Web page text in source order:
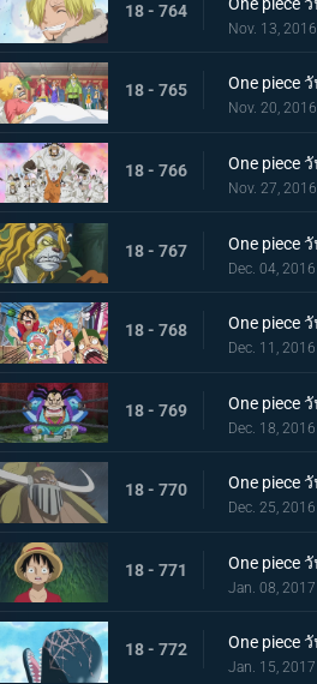
18 - 764
Nov. 13, 2016
18 - 765
Nov. 20, 2016
18 - 766
Nov. 27, 2016
18 - 767
Dec. 04, 2016
18 - 768
Dec. 11, 2016
18 - 769
Dec. 18, 2016
18 - 770
Dec. 25, 2016
18 - 771
Jan. 08, 2017
18 - 772
Jan. 15, 2017